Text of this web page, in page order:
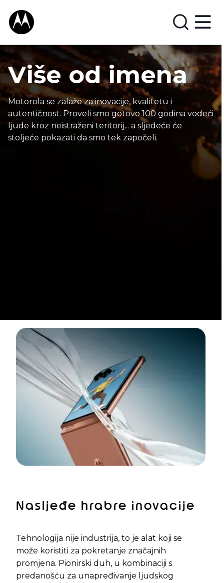
Više od imena
Motorola se zalaže za inovacije, kvalitetu i
autentičnost. Proveli smo gotovo 100 godina vodeći
ljude kroz neistraženi teritorij... a sljedeće će
stoljeće pokazati da smo tek započeli.
Nasljeđe hrabre inovacije
Tehnologija nije industrija, to je alat koji se
može koristiti za pokretanje značajnih
promjena. Pionirski duh, u kombinaciji s
predanošću za unapređivanje ljudskog